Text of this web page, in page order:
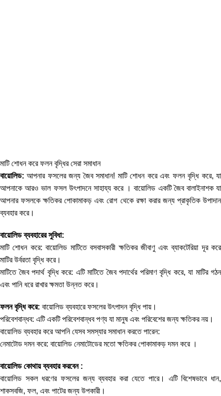
মাটি শোধন করে ফলন বৃদ্ধির সেরা সমাধান
বায়োলিড: আপনার ফসলের জন্য জৈব সমাধান! মাটি শোধন করে এবং ফলন বৃদ্ধি করে, যা
আপনাকে আরও ভাল ফসল উৎপাদনে সাহায্য করে । বায়োলিড একটি জৈব বালাইনাশক যা
আপনার ফসলকে ক্ষতিকর পোকামাকড় এবং রোগ থেকে রক্ষা করার জন্য প্রাকৃতিক উপাদান
ব্যবহার করে।
বায়োলিড ব্যবহারের সুবিধা:
মাটি শোধন করে: বায়োলিড মাটিতে বসবাসকারী ক্ষতিকর জীবাণু এবং ব্যাকটেরিয়া দূর করে
মাটির উর্বরতা বৃদ্ধি করে।
মাটিতে জৈব পদার্থ বৃদ্ধি করে: এটি মাটিতে জৈব পদার্থের পরিমাণ বৃদ্ধি করে, যা মাটির গঠন
এবং পানি ধরে রাখার ক্ষমতা উন্নত করে।
ফলন বৃদ্ধি করে: বায়োলিড ব্যবহারে ফসলের উৎপাদন বৃদ্ধি পায়।
পরিবেশবান্ধব: এটি একটি পরিবেশবান্ধব পণ্য যা মানুষ এবং পরিবেশের জন্য ক্ষতিকর নয়।
বায়োলিড ব্যবহার করে আপনি যেসব সমস্যার সমাধান করতে পারেন:
নেমাটোড দমন করে: বায়োলিড নেমাটোডের মতো ক্ষতিকর পোকামাকড় দমন করে ।
বায়োলিড কোথায় ব্যবহার করবেন :
বায়োলিড সকল ধরণের ফসলের জন্য ব্যবহার করা যেতে পারে। এটি বিশেষভাবে ধান,
শাকসবজি, ফল, এবং পাটের জন্য উপকারী।